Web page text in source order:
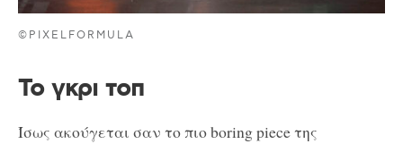
©PIXELFORMULA
Το γκρι τοπ
Ίσως ακούγεται σαν το πιο boring piece της